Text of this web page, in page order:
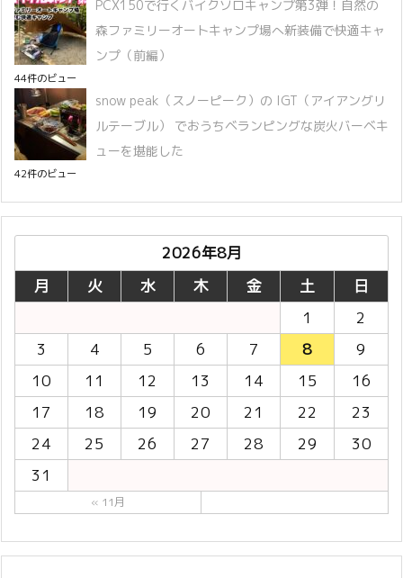
PCX150で行くバイクソロキャンプ第3弾！自然の
森ファミリーオートキャンプ場へ新装備で快適キャ
ンプ（前編）
44件のビュー
snow peak（スノーピーク）の IGT（アイアングリ
ルテーブル） でおうちベランピングな炭火バーベキ
ューを堪能した
42件のビュー
2026年8月
月
火 水 木 金 土
日
1
2
3
4 5 6 7 8
9
10
11 12 13 14 15
16
17
18 19 20 21 22
23
24
25 26 27 28 29
30
31
« 11月